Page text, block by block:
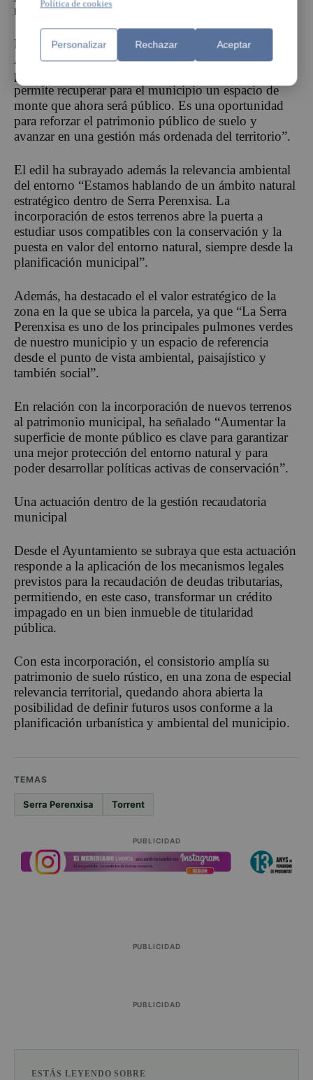
marco de las políticas de gestión territorial.
En este contexto,el concejal de Urbanismo y Medi
Ambiente, José Francisco Gozalvo, ha valorado
positivamente la operación,
permite recuperar parael municipio un espacio de
monte que ahora será público. Es una oportunidad
para reforzar el patrimonio público de suelo y
avanzar en una gestión más ordenada del territorio”.
El edil ha subrayado además la relevancia ambiental
del entorno “Estamos hablando de un ámbito natural
estratégico dentro de Serra Perenxisa. La
incorporación de estos terrenos abre la puerta a
estudiar usos compatibles con la conservación y la
puesta en valor del entorno natural, siempre desde la
planificación municipal”.
Además, ha destacado el el valor estratégico de la
zona en la que se ubica la parcela, ya que “La Serra
Perenxisa es uno de los principales pulmones verdes
de nuestro municipio y un espacio de referencia
desde el punto de vista ambiental, paisajístico y
también social”.
En relación con la incorporación de nuevos terrenos
al patrimonio municipal, ha señalado “Aumentar la
superficie de monte público es clave para garantizar
una mejor protección del entorno natural y para
poder desarrollar políticas activas de conservación”.
Una actuación dentro de la gestión recaudatoria
municipal
Desde el Ayuntamiento se subraya que esta actuación
responde a la aplicación de los mecanismos legales
previstos para la recaudación de deudas tributarias,
permitiendo, en este caso, transformar un crédito
impagado en un bien inmueble de titularidad
pública.
Con esta incorporación, el consistorio amplía su
patrimonio de suelo rústico, en una zona de especial
relevancia territorial, quedando ahora abierta la
posibilidad de definir futuros usos conforme a la
planificación urbanística y ambiental del municipio.
TEMAS
Serra Perenxisa Torrent
PUBLICIDAD
PUBLICIDAD
PUBLICIDAD
ESTÁS LEYENDO SOBRE
Política de cookies
Personalizar Rechazar Aceptar